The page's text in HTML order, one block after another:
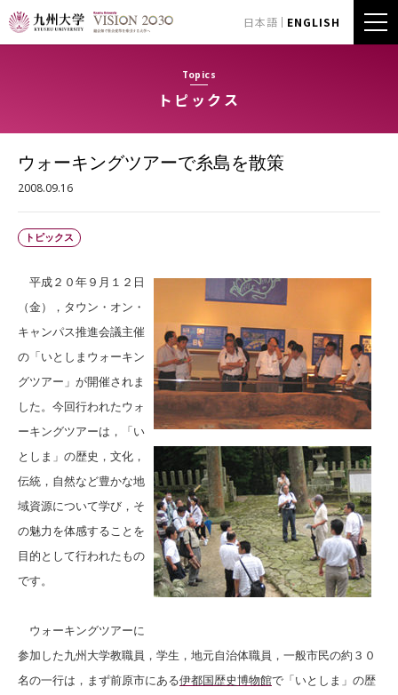
日本語 ENGLISH
Topics
トピックス
ウォーキングツアーで糸島を散策
2008.09.16
トピックス
平成２０年９月１２日
（金），タウン・オン・
キャンパス推進会議主催
の「いとしまウォーキン
グツアー」が開催されま
した。今回行われたウォ
ーキングツアーは，「い
としま」の歴史，文化，
伝統，自然など豊かな地
域資源について学び，そ
の魅力を体感することを
目的として行われたもの
です。
ウォーキングツアーに
参加した九州大学教職員，学生，地元自治体職員，一般市民の約３０
名の一行は，まず前原市にある伊都国歴史博物館で「いとしま」の歴